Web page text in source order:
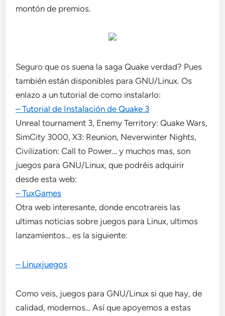
montón de premios.
Seguro que os suena la saga Quake verdad? Pues
también están disponibles para GNU/Linux. Os
enlazo a un tutorial de como instalarlo:
– Tutorial de Instalación de Quake 3
Unreal tournament 3, Enemy Territory: Quake Wars,
SimCity 3000, X3: Reunion, Neverwinter Nights,
Civilization: Call to Power… y muchos mas, son
juegos para GNU/Linux, que podréis adquirir
desde esta web:
– TuxGames
Otra web interesante, donde encotrareis las
ultimas noticias sobre juegos para Linux, ultimos
lanzamientos… es la siguiente:
– Linuxjuegos
Como veis, juegos para GNU/Linux si que hay, de
calidad, modernos… Así que apoyemos a estas